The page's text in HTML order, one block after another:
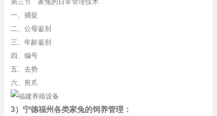
一、捕捉
二、公母鉴别
三、年龄鉴别
四、编号
五、去势
六、剪爪
3）宁德福州各类家兔的饲养管理：